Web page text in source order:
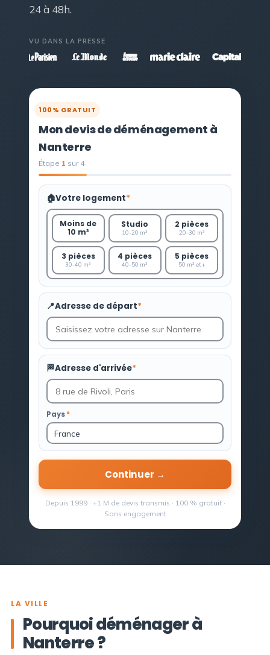
24 à 48h.
VU DANS LA PRESSE
100% GRATUIT
Mon devis de déménagement à
Nanterre
Étape 1 sur 4
🏠Votre logement*
Moins de
10 m³
Studio
10-20 m³
2 pièces
20-30 m³
3 pièces
30-40 m³
4 pièces
40-50 m³
5 pièces
50 m³ et +
📍Adresse de départ*
🏁Adresse d'arrivée*
Pays*
Continuer →
Depuis 1999 · +1 M de devis transmis · 100 % gratuit ·
Sans engagement
LA VILLE
Pourquoi déménager à
Nanterre ?